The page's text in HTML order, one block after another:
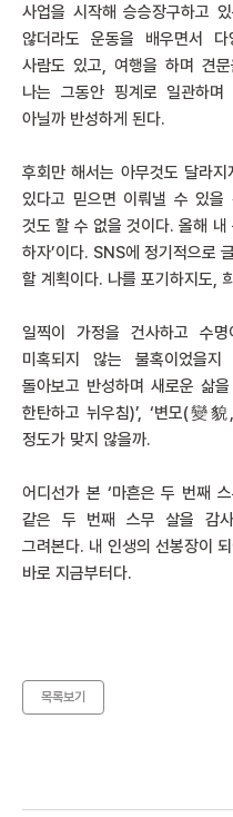
사업을 시작해 승승장구하고
않더라도 운동을 배우면서
사람도 있고, 여행을 하며 견
나는 그동안 핑계로 일관하
아닐까 반성하게 된다.
후회만 해서는 아무것도 달라
있다고 믿으면 이뤄낼 수 있
것도 할 수 없을 것이다. 올해 내
하자’이다. SNS에 정기적으로
할 계획이다. 나를 포기하지도,
일찍이 가정을 건사하고 수
미혹되지 않는 불혹이었을
돌아보고 반성하며 새로운 삶
한탄하고 뉘우침)’, ‘변모(變
정도가 맞지 않을까.
어디선가 본 ‘마흔은 두 번째
같은 두 번째 스무 살을 감
그려본다. 내 인생의 선봉장이
바로 지금부터다.
목록보기